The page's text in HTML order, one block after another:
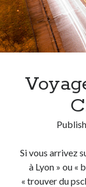
Si vous arrivez
à Lyon » ou «
« trouver du